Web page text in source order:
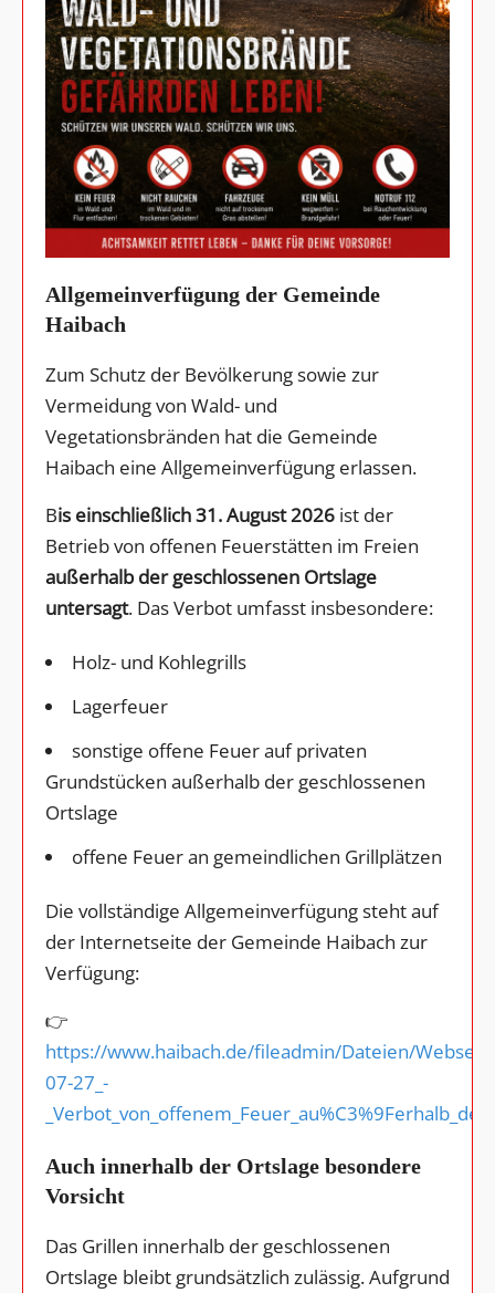
Allgemeinverfügung der Gemeinde
Haibach
Zum Schutz der Bevölkerung sowie zur
Vermeidung von Wald- und
Vegetationsbränden hat die Gemeinde
Haibach eine Allgemeinverfügung erlassen.
Bis einschließlich 31. August 2026 ist der
Betrieb von offenen Feuerstätten im Freien
außerhalb der geschlossenen Ortslage
untersagt. Das Verbot umfasst insbesondere:
Holz- und Kohlegrills
Lagerfeuer
sonstige offene Feuer auf privaten
Grundstücken außerhalb der geschlossenen
Ortslage
offene Feuer an gemeindlichen Grillplätzen
Die vollständige Allgemeinverfügung steht auf
der Internetseite der Gemeinde Haibach zur
Verfügung:
👉
https://www.haibach.de/fileadmin/Dateien/
07-27_-
Auch innerhalb der Ortslage besondere
Vorsicht
Das Grillen innerhalb der geschlossenen
Ortslage bleibt grundsätzlich zulässig. Aufgrund